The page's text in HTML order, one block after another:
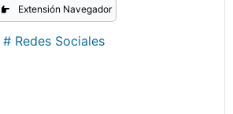
Extensión Navegador
# Redes Sociales